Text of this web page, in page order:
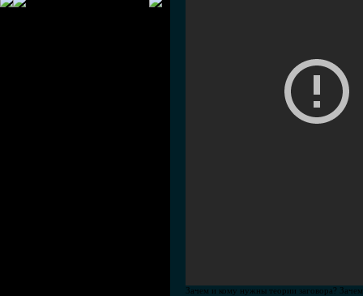
Зачем и кому нужны теории заговора?